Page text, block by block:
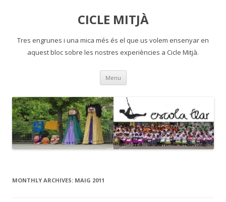
CICLE MITJÀ
Tres engrunes i una mica més és el que us volem ensenyar en
aquest bloc sobre les nostres experiències a Cicle Mitjà.
Menu Skip
content
MONTHLY ARCHIVES: MAIG 2011